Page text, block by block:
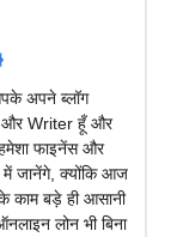
अपने ब्लॉग
और Writer हूँ और
फाइनेंस और
में जानेंगे, क्योंकि आज
काम बड़े ही आसानी
लोन भी बिना